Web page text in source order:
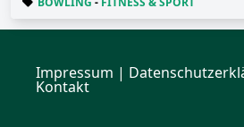
Impressum |
Kontakt